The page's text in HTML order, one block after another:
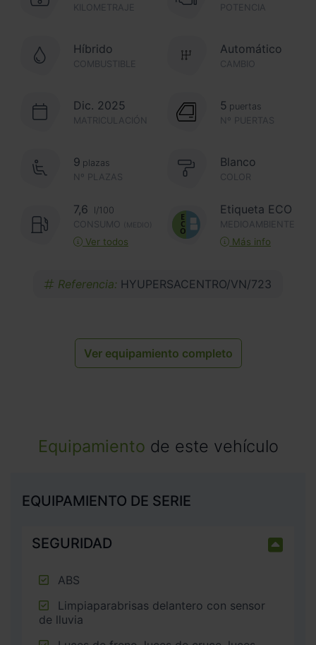
KILOMETRAJE
POTENCIA
Híbrido
COMBUSTIBLE CAMBIO
Automático
Dic. 2025
MATRICULACIÓN Nº PUERTAS
5 puertas
Nº PLAZAS
9 plazas Blanco
COLOR
7,6
l/100
CONSUMO
(MEDIO)
Ver todos
Etiqueta ECO
MEDIOAMBIENTE
Más info
Referencia: HYUPERSACENTRO/VN/723
Ver equipamiento completo
Equipamiento de este vehículo
EQUIPAMIENTO DE SERIE
SEGURIDAD
ABS
de lluvia